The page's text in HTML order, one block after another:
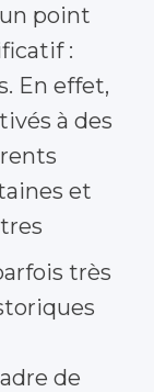
point
:
En effet,
à des
et
très
de